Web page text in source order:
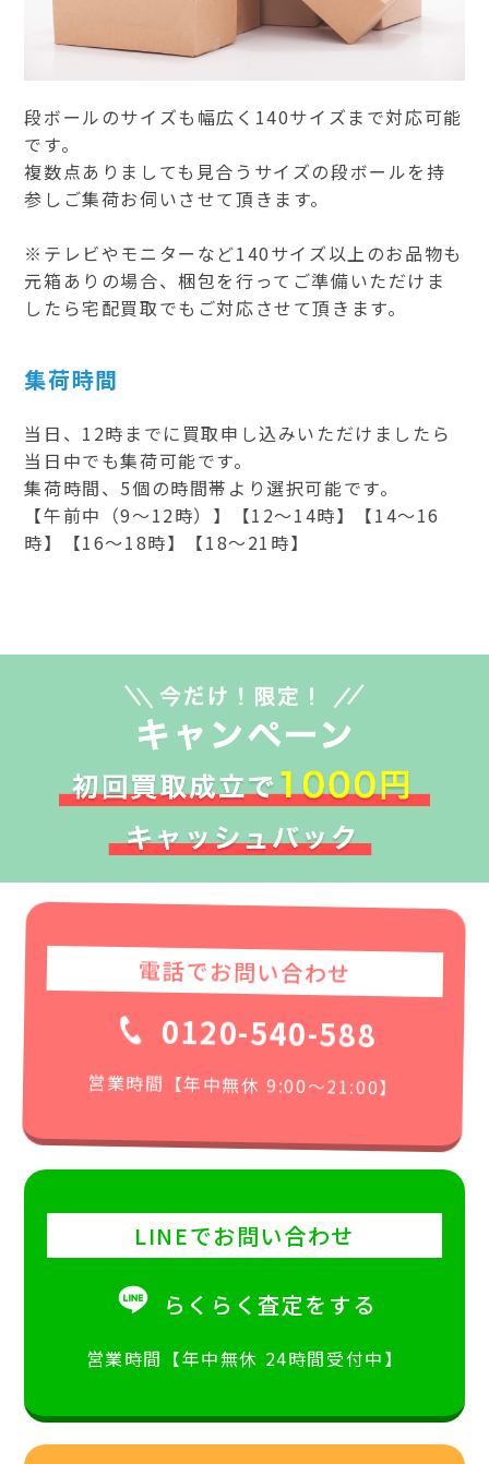
段ボールのサイズも幅広く140サイズまで対応可能
です。
複数点ありましても見合うサイズの段ボールを持
参しご集荷お伺いさせて頂きます。
※テレビやモニターなど140サイズ以上のお品物も
元箱ありの場合、梱包を行ってご準備いただけま
したら宅配買取でもご対応させて頂きます。
集荷時間
当日、12時までに買取申し込みいただけましたら
当日中でも集荷可能です。
集荷時間、5個の時間帯より選択可能です。
【午前中（9～12時）】【12～14時】【14～16
時】【16～18時】【18～21時】
電話でお問い合わせ
0120-540-588
営業時間【年中無休 9:00〜21:00】
LINEでお問い合わせ
らくらく査定をする
営業時間【年中無休 24時間受付中】